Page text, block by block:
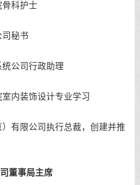
骨科护士
司秘书
公司行政助理
内装饰设计专业学习
有限公司执行总裁，创建并推
董事局主席